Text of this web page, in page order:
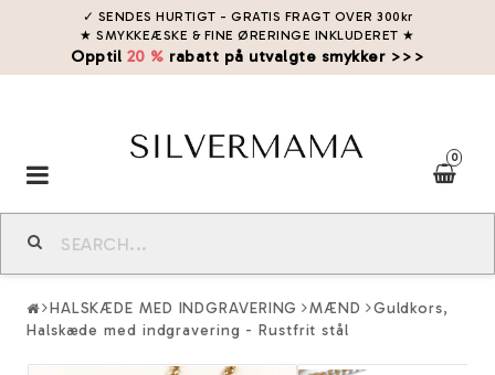
✓ SENDES HURTIGT - GRATIS FRAGT OVER 300kr
★ SMYKKEÆSKE & FINE ØRERINGE INKLUDERET ★
Opptil 20 % rabatt på utvalgte smykker >>>
0
Toggle
navigation
HALSKÆDE MED INDGRAVERING MÆND
Guldkors,
Halskæde med indgravering - Rustfrit stål